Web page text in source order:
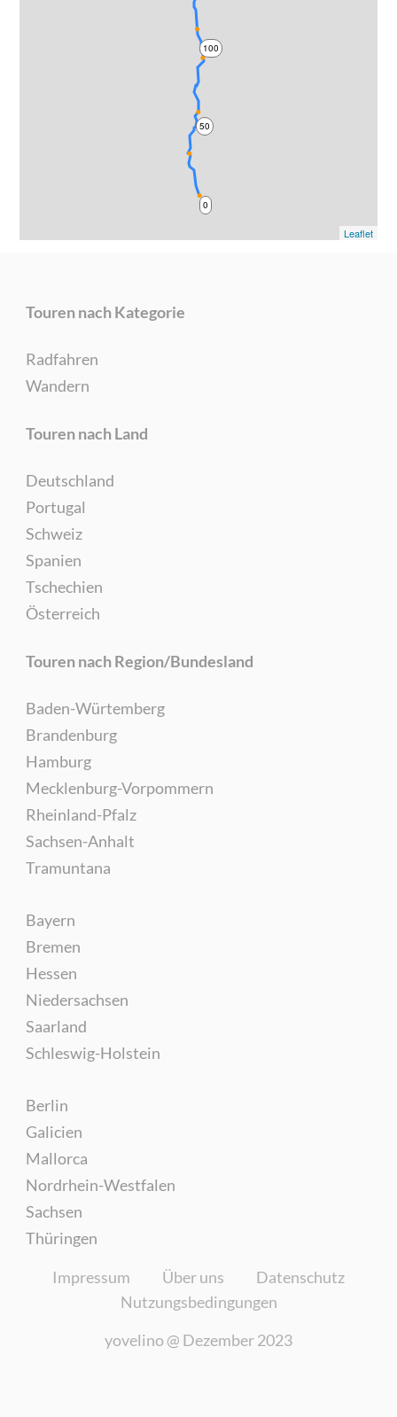
0
50
100
Leaflet
Touren nach Kategorie
Radfahren
Wandern
Touren nach Land
Deutschland
Portugal
Schweiz
Spanien
Tschechien
Österreich
Touren nach Region/Bundesland
Baden-Würtemberg
Brandenburg
Hamburg
Mecklenburg-Vorpommern
Rheinland-Pfalz
Sachsen-Anhalt
Tramuntana
Bayern
Bremen
Hessen
Niedersachsen
Saarland
Schleswig-Holstein
Berlin
Galicien
Mallorca
Nordrhein-Westfalen
Sachsen
Thüringen
Impressum Über uns
Datenschutz
Nutzungsbedingungen
yovelino @ Dezember 2023